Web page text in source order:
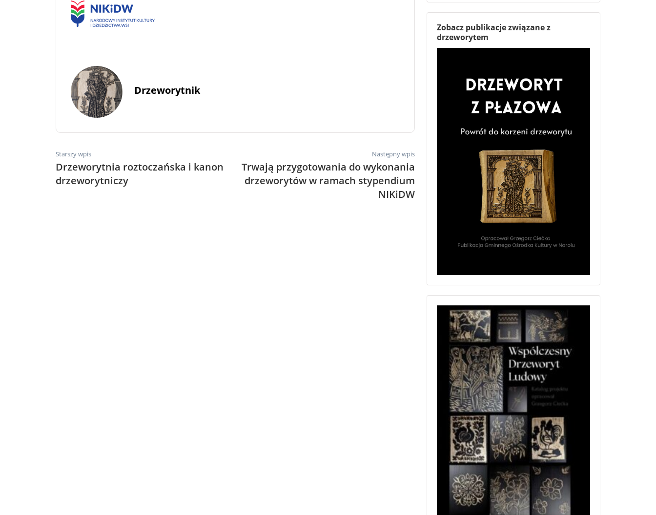
Drzeworytnik
Starszy wpis
Drzeworytnia roztoczańska i kanon
drzeworytniczy
Następny wpis
Trwają przygotowania do wykonania
drzeworytów w ramach stypendium
NIKiDW
Zobacz publikacje związane z
drzeworytem